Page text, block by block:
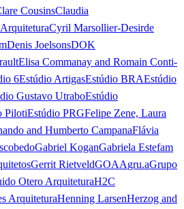
CousinsClaudia
Cyril Marsollier-Desirde
Denis JoelsonsDOK
Elisa Commanay and Romain Conti-
6Estúdio ArtigasEstúdio BRAEstúdio
Gustavo UtraboEstúdio
PilotiEstúdio PRGFelipe Zene, Laura
and Humberto CampanaFlávia
Gabriel KoganGabriela Estefam
Gerrit RietveldGOAAgru.aGrupo
Otero ArquiteturaH2C
ArquiteturaHenning LarsenHerzog and